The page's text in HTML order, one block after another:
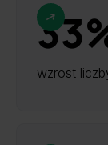
wzrost